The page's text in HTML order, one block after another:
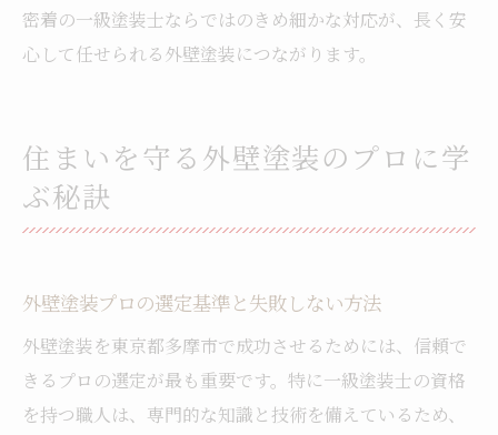
密着の一級塗装士ならではのきめ細かな対応が、長く安
心して任せられる外壁塗装につながります。
住まいを守る外壁塗装のプロに学
ぶ秘訣
外壁塗装プロの選定基準と失敗しない方法
外壁塗装を東京都多摩市で成功させるためには、信頼で
きるプロの選定が最も重要です。特に一級塗装士の資格
を持つ職人は、専門的な知識と技術を備えているため、